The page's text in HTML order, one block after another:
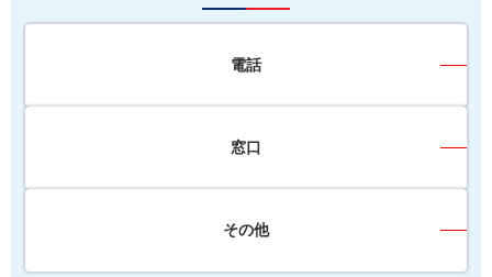
電話
窓口
その他